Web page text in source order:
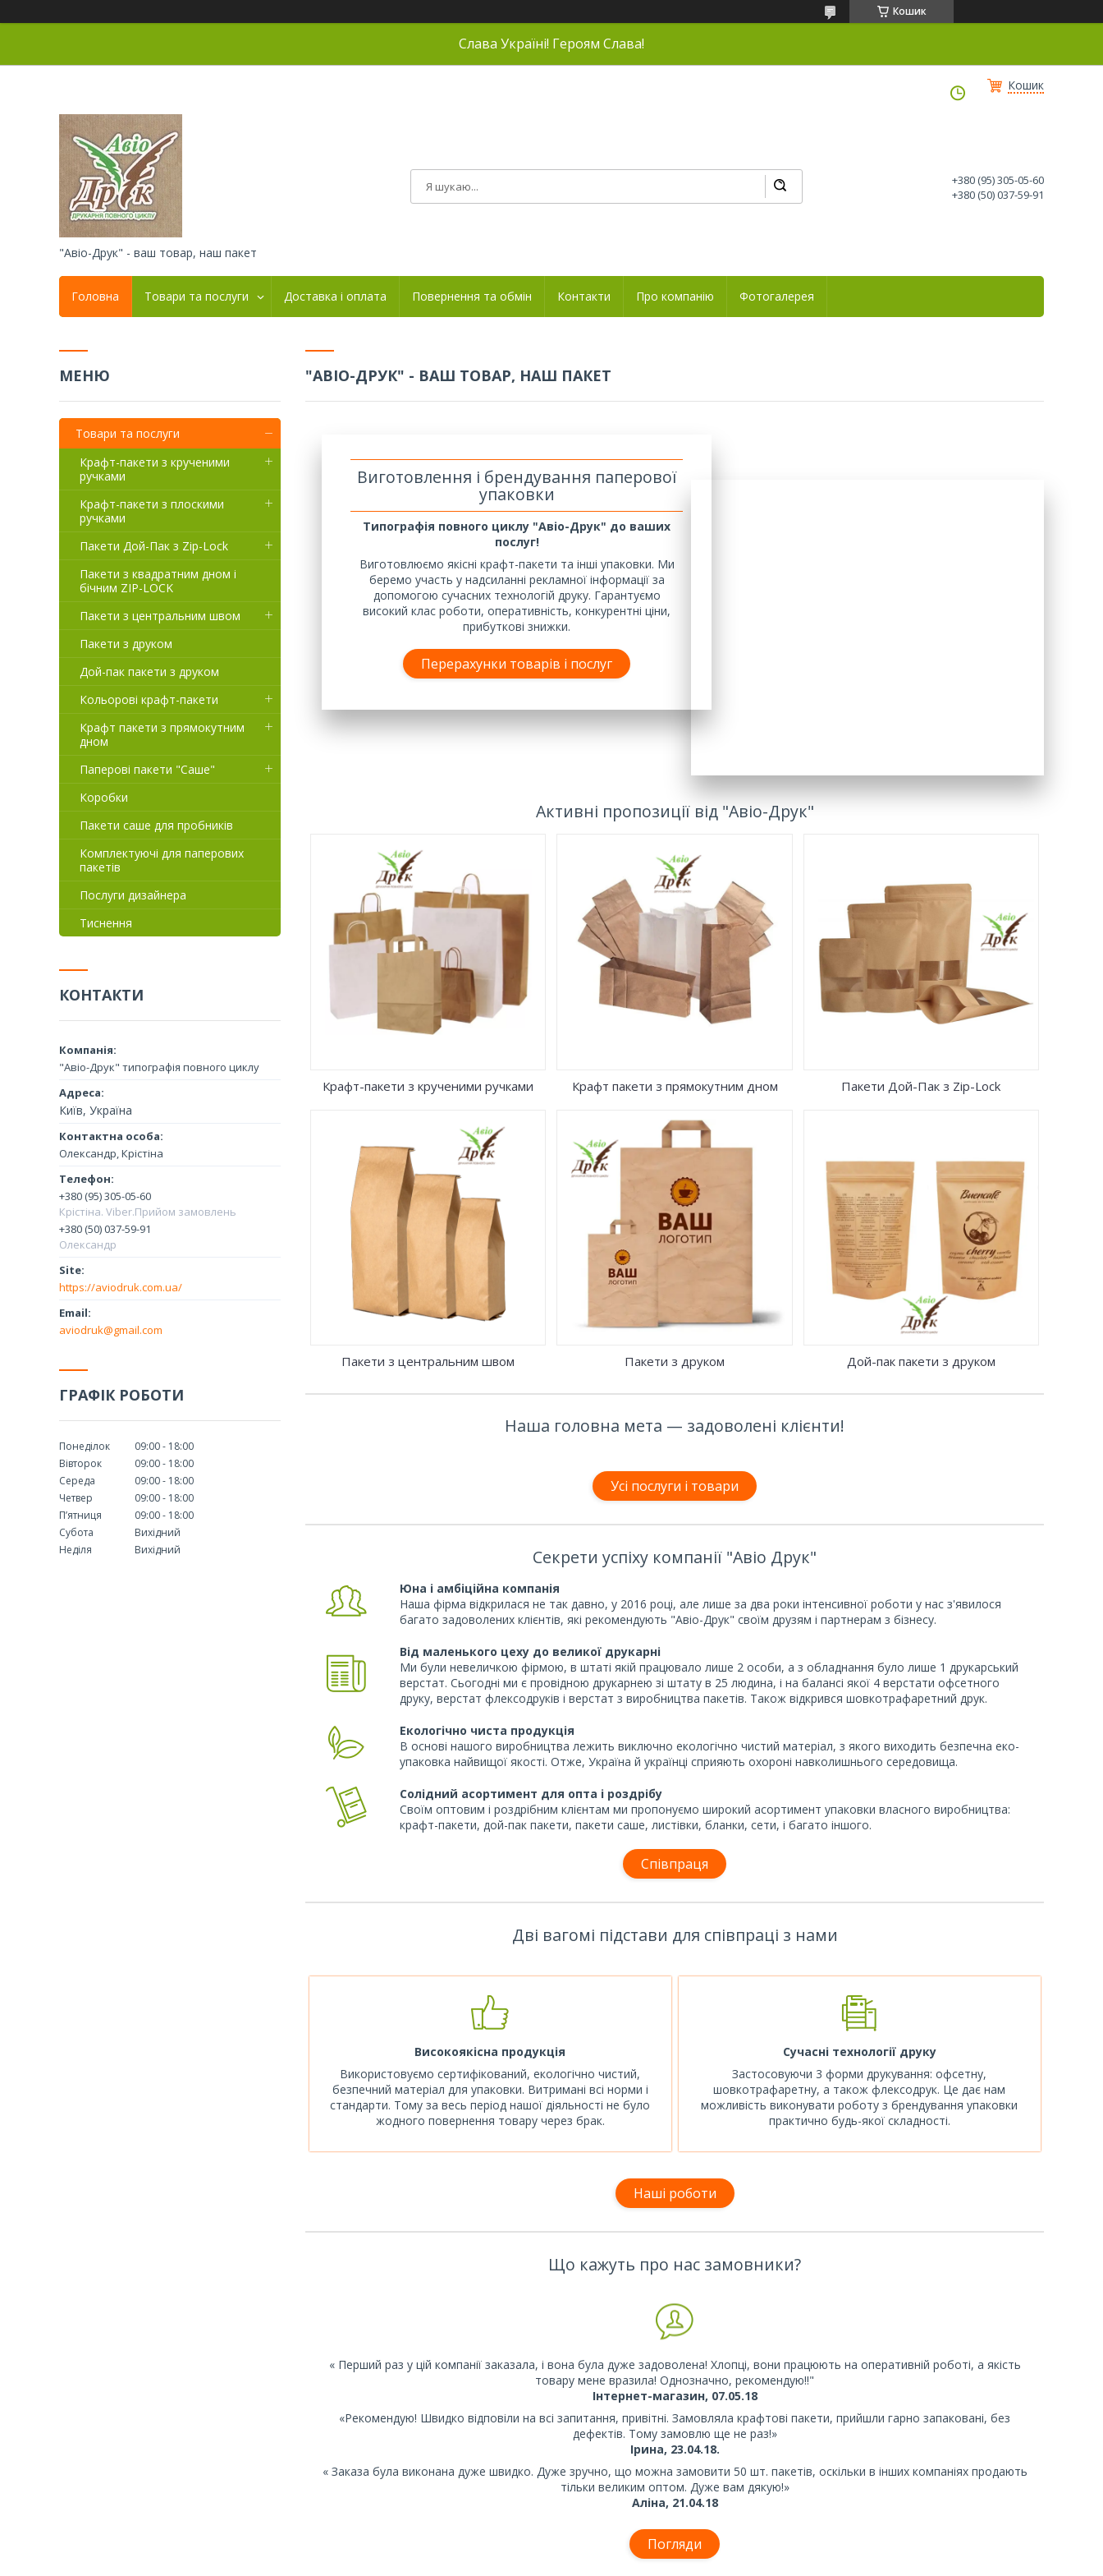
Кошик
Слава Україні! Героям Слава!
Кошик
"Авіо-Друк" - ваш товар, наш пакет
+380 (95) 305-05-60
+380 (50) 037-59-91
Головна Товари та послуги Доставка і оплата Повернення та обмін Контакти Про компанію Фотогалерея
"АВІО-ДРУК" - ВАШ ТОВАР, НАШ ПАКЕТ
Виготовлення і брендування паперової
упаковки
Типографія повного циклу "Авіо-Друк" до ваших
послуг!
Виготовлюємо якісні крафт-пакети та інші упаковки. Ми
беремо участь у надсиланні рекламної інформації за
допомогою сучасних технологій друку. Гарантуємо
високий клас роботи, оперативність, конкурентні ціни,
прибуткові знижки.
Перерахунки товарів і послуг
Активні пропозиції від "Авіо-Друк"
Пропонуємо вам недорогий варіант
паперового пакету з крафту –
розумну альтернативу пластиковим
мають високу міцність і є екологічно
чистим продуктом.
Крафт-пакети з крученими ручками
Пакет паперовий без ручок,
призначений для пакування та
транспортування товарів та
продуктів харчування. Також
паперові пакети можна
використовувати у кафе, барах та
ресторанах для пакування продукції
на винос. Їжа на виніс, розміщена в
крафт-пакеті, також чудово
демонструє турботу про клієнтів.
Крафт пакети з прямокутним дном
Упаковка Дой-пак, виготовлена за
технологією ZIP-Lock,
застосовується в різних сферах
діяльності людини. У неї упаковують
медичні препарати, ювелірні вироби,
різні сипучі продукти, які потребують
захисту від вологи та багато іншого.
Використовуватиметься
неодноразово.
Пакети Дой-Пак з Zip-Lock
Пакети з центральним швом - це
зручна, міцна та екологічно чиста
упаковка для всіх видів продуктів
харчування. Цей вид пакетів є
абсолютно безпечним, не містить
шкідливих компонентів і не завдає
Пакети з центральним швом
Раді запропонувати пакети для
вашого бізнесу з печаткою. На
готові пакети можуть бути нанесені
зображення із символікою. Це
робить пакет не лише стильною,
привабливою упаковкою, а й
мобільним способом реклами. Що
чудово підкреслює елітний статус
будь-якої компанії.
Пакети з друком
Пропонуємо пакети типу дой-пак з
печаткою, зручною застібкою zip-
lock, яка дозволяє використовувати
упаковку багаторазово. Також
можливе нанесення на пакет
інформації та символіки клієнта.
Дой-пак пакети з друком
Наша головна мета — задоволені клієнти!
Усі послуги і товари
Секрети успіху компанії "Авіо Друк"
Юна і амбіційна компанія
Наша фірма відкрилася не так давно, у 2016 році, але лише за два роки інтенсивної роботи у нас з'явилося
багато задоволених клієнтів, які рекомендують "Авіо-Друк" своїм друзям і партнерам з бізнесу.
Від маленького цеху до великої друкарні
Ми були невеличкою фірмою, в штаті якій працювало лише 2 особи, а з обладнання було лише 1 друкарський
верстат. Сьогодні ми є провідною друкарнею зі штату в 25 людина, і на балансі якої 4 верстати офсетного
друку, верстат флексодруків і верстат з виробництва пакетів. Також відкрився шовкотрафаретний друк.
Екологічно чиста продукція
В основі нашого виробництва лежить виключно екологічно чистий матеріал, з якого виходить безпечна еко-
упаковка найвищої якості. Отже, Україна й українці сприяють охороні навколишнього середовища.
Солідний асортимент для опта і роздрібу
Своїм оптовим і роздрібним клієнтам ми пропонуємо широкий асортимент упаковки власного виробництва:
крафт-пакети, дой-пак пакети, пакети саше, листівки, бланки, сети, і багато іншого.
Співпраця
Дві вагомі підстави для співпраці з нами
Високоякісна продукція
Використовуємо сертифікований, екологічно чистий,
безпечний матеріал для упаковки. Витримані всі норми і
стандарти. Тому за весь період нашої діяльності не було
жодного повернення товару через брак.
Сучасні технології друку
Застосовуючи 3 форми друкування: офсетну,
шовкотрафаретну, а також флексодрук. Це дає нам
можливість виконувати роботу з брендування упаковки
практично будь-якої складності.
Наші роботи
Що кажуть про нас замовники?
« Перший раз у цій компанії заказала, і вона була дуже задоволена! Хлопці, вони працюють на оперативній роботі, а якість
товару мене вразила! Однозначно, рекомендую!!"
Інтернет-магазин, 07.05.18
«Рекомендую! Швидко відповіли на всі запитання, привітні. Замовляла крафтові пакети, прийшли гарно запаковані, без
дефектів. Тому замовлю ще не раз!»
Ірина, 23.04.18.
« Заказа була виконана дуже швидко. Дуже зручно, що можна замовити 50 шт. пакетів, оскільки в інших компаніях продають
тільки великим оптом. Дуже вам дякую!»
Аліна, 21.04.18
Погляди
Товари та послуги
Крафт-пакети з крученими
ручками
Крафт-пакети з плоскими
ручками
Пакети Дой-Пак з Zip-Lock
Пакети з квадратним дном і
бічним ZIP-LOCK
Пакети з центральним швом
Пакети з друком
Дой-пак пакети з друком
Кольорові крафт-пакети
Крафт пакети з прямокутним
дном
Паперові пакети "Саше"
Коробки
Пакети саше для пробників
Комплектуючі для паперових
пакетів
Послуги дизайнера
Тиснення
КОНТАКТИ
"Авіо-Друк" типографія повного циклу
Київ, Україна
Олександр, Крістіна
+380 (95) 305-05-60
Крістіна. Viber.Прийом замовлень
+380 (50) 037-59-91
Олександр
https://aviodruk.com.ua/
aviodruk@gmail.com
ГРАФІК РОБОТИ
Понеділок 09:00
18:00
Вівторок
09:00
18:00
Середа
09:00
18:00
Четвер
09:00
18:00
Пʼятниця
09:00
18:00
Субота
Вихідний
Неділя
Вихідний